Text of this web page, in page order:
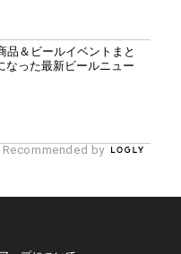
品＆ビールイベントまと
なった最新ビールニュー
Recommended by